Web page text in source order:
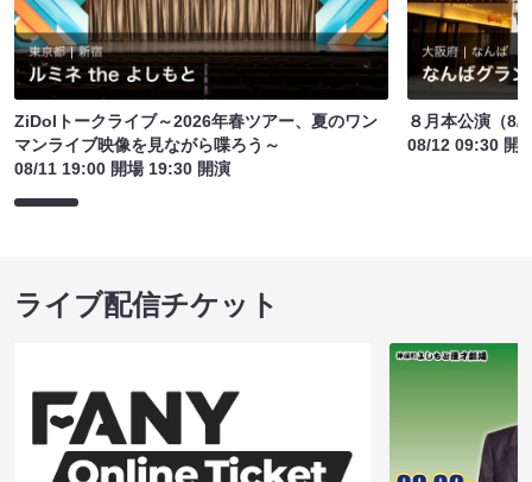
ZiDolトークライブ～2026年春ツアー、夏のワン
マンライブ映像を見ながら喋ろう～
08/11 19:00 開場 19:30 開演
８月本公演（8/
08/12 09:30 開
ライブ配信チケット